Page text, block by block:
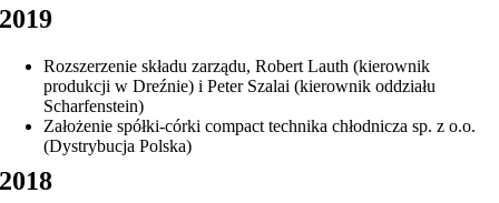
2019
Rozszerzenie składu zarządu, Robert Lauth (kierownik
produkcji w Dreźnie) i Peter Szalai (kierownik oddziału
Scharfenstein)
Założenie spółki-córki compact technika chłodnicza sp. z o.o.
(Dystrybucja Polska)
2018